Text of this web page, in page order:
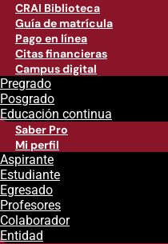
CRAI Biblioteca
Guía de matrícula
Pago en línea
Citas financieras
Campus digital
Pregrado
Posgrado
Educación continua
Saber Pro
Mi perfil
Aspirante
Estudiante
Egresado
Profesores
Colaborador
Entidad